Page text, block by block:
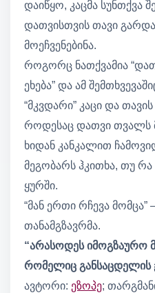
დაიწყო, კაცმა სუნთქვა
დათვისთვის თავი
მოეჩვენებინა.
როგორც ნათქვამია
ეხება” და ამ
“მკვდარი” კაცი და
როდესაც დათვი თვალს
ხიდან კანკალით
მეგობარს ჰკითხა, თუ
ყურში.
“მან ერთი რჩევა მომცა”
თანამგზავრმა.
“არასოდეს იმოგზაურო
რომელიც განსაცდელის
ავტორი: ეზოპე;